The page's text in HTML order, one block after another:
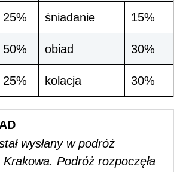
25% śniadanie 15%
50% obiad 30%
25% kolacja 30%
wysłany w podróż
Krakowa. Podróż rozpoczęła